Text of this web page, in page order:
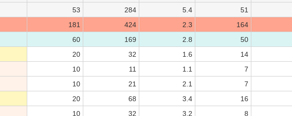
53 284 5.4 51
181 424 2.3 164
60 169 2.8 50
20 32 1.6 14
10 11 1.1 7
10 21 2.1 7
20 68 3.4 16
10 32 3.2 8